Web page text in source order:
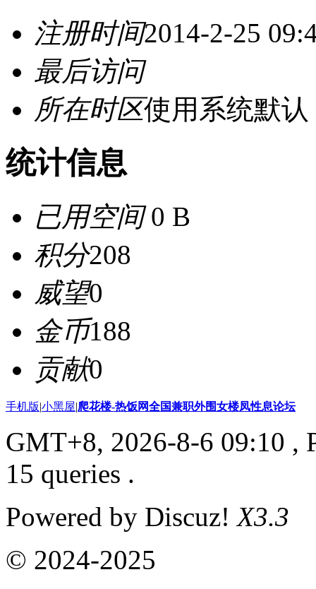
注册时间2014-2-25
最后访问
所在时区使用系统默认
统计信息
已用空间0 B
积分208
威望0
金币188
贡献0
手机版|小黑屋|爬花楼-热饭网全国兼职外围女楼凤性息论坛
GMT+8, 2026-8-6 09:10 ,
15 queries .
Powered by Discuz!X3.3
© 2024-2025